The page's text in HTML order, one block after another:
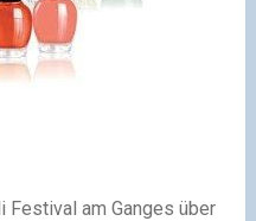
Festival am Ganges über